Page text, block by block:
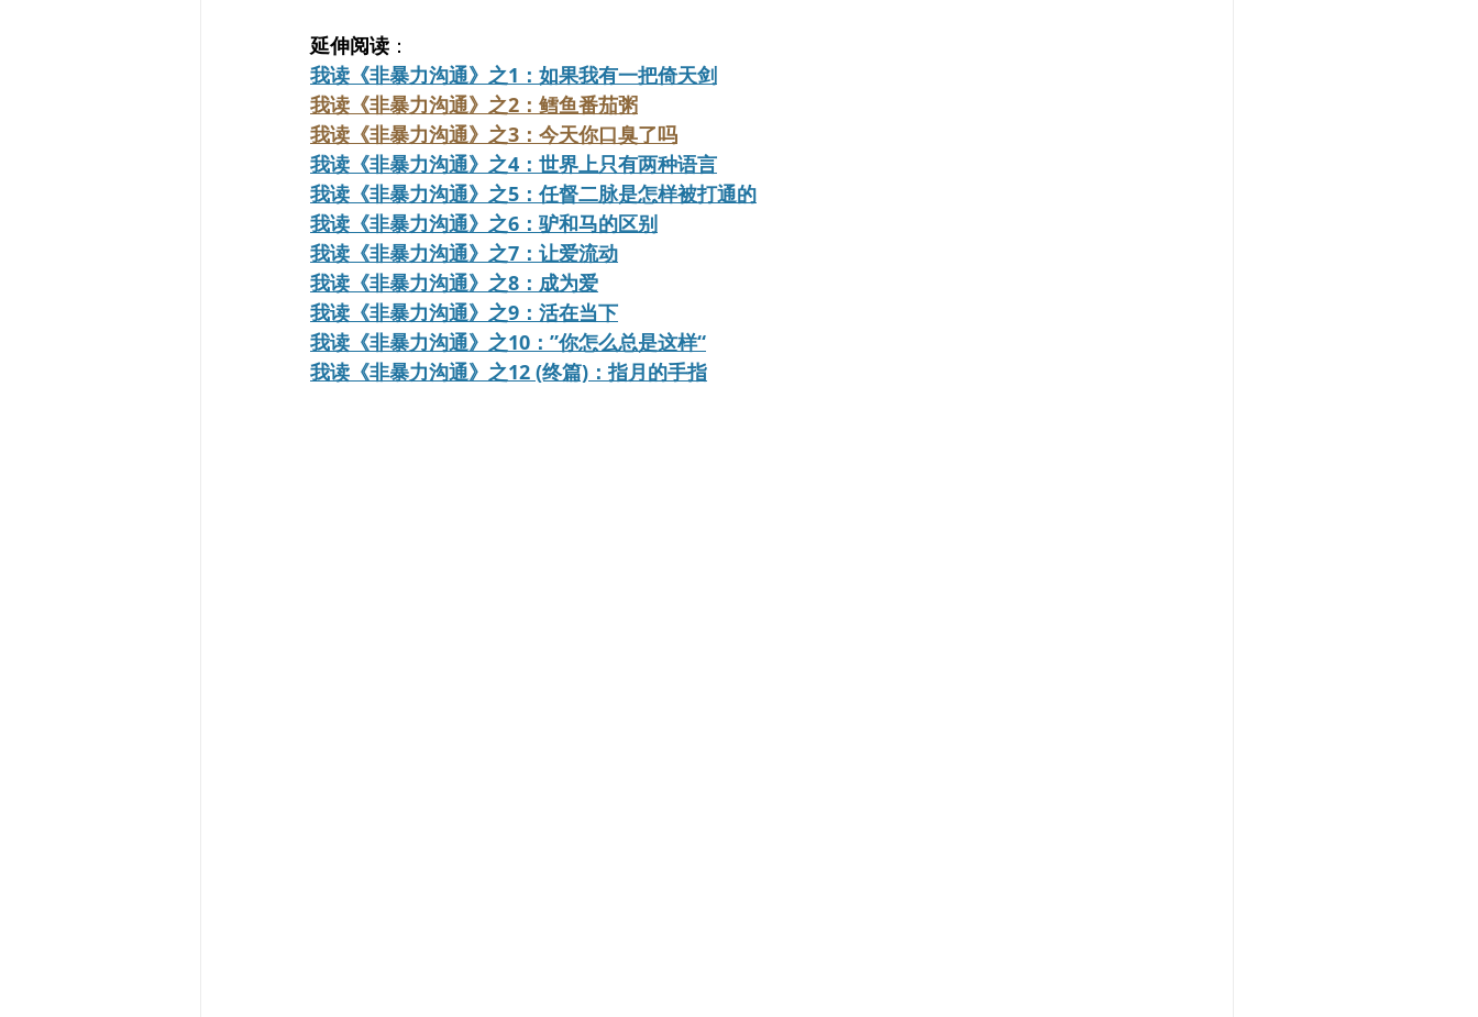
延伸阅读 ：
我读《非暴力沟通》之1：如果我有一把倚天剑
我读《非暴力沟通》之2：鳕鱼番茄粥
我读《非暴力沟通》之3：今天你口臭了吗
我读《非暴力沟通》之4：世界上只有两种语言
我读《非暴力沟通》之5：任督二脉是怎样被打通的
我读《非暴力沟通》之6：驴和马的区别
我读《非暴力沟通》之7：让爱流动
我读《非暴力沟通》之8：成为爱
我读《非暴力沟通》之9：活在当下
我读《非暴力沟通》之10：”你怎么总是这样“
我读《非暴力沟通》之12 (终篇)：指月的手指